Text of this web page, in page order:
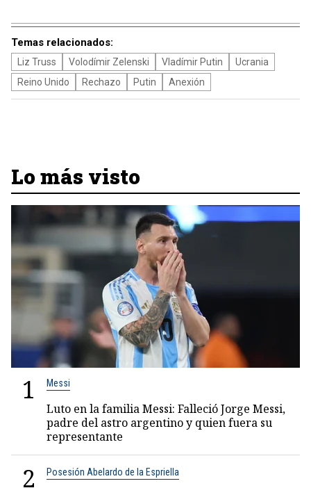
Temas relacionados:
Liz Truss Volodímir Zelenski Vladímir Putin
Ucrania
Reino Unido
Rechazo Putin Anexión
Lo más visto
1 Messi
Luto en la familia Messi: Falleció Jorge Messi,
padre del astro argentino y quien fuera su
representante
2 Posesión Abelardo de la Espriella